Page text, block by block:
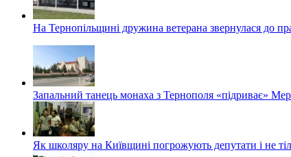
На Тернопільщині дружина ветерана звернулася до
Запальний танець монаха з Тернополя «підриває»
Як школяру на Київщині погрожують депутати і не